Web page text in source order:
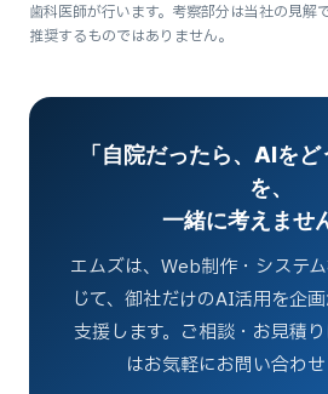
歯科医師が行います。考察部分は当社の見解
推奨するものではありません。
「自院だったら、AIをど
を、
一緒に考えませ
エムズは、Web制作・システ
じて、御社だけのAI活用を企
支援します。ご相談・お見積
はお気軽にお問い合わせ